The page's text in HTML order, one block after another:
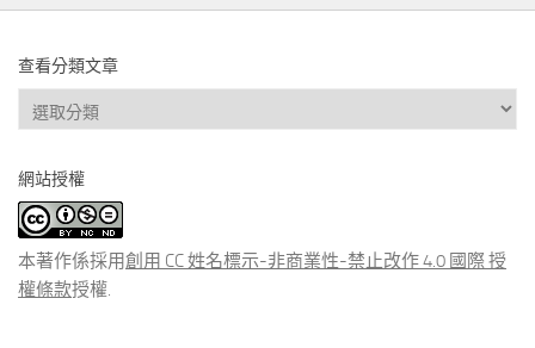
查看分類文章
查
看
類
文
章
網站授權
本著作係採用創用 CC 姓名標示-非商業性-禁止改作 4.0 國際 授
權條款授權.